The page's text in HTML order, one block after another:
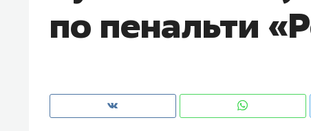
по пенальти
рынки, почему надо знать
чем интересен Оман?